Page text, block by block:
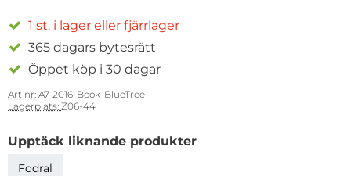
1 st. i lager eller fjärrlager
365 dagars bytesrätt
Öppet köp i 30 dagar
Art nr: A7-2016-Book-BlueTree
Lagerplats: Z06-44
Upptäck liknande produkter
Fodral